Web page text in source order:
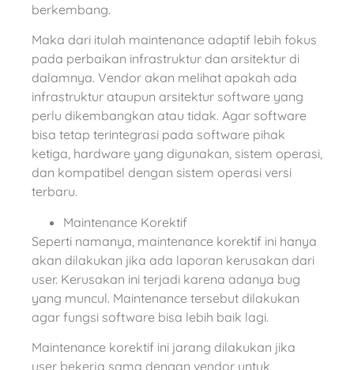
berkembang.
Maka dari itulah maintenance adaptif lebih fokus
pada perbaikan infrastruktur dan arsitektur di
dalamnya. Vendor akan melihat apakah ada
infrastruktur ataupun arsitektur software yang
perlu dikembangkan atau tidak. Agar software
bisa tetap terintegrasi pada software pihak
ketiga, hardware yang digunakan, sistem operasi,
dan kompatibel dengan sistem operasi versi
terbaru.
Maintenance Korektif
Seperti namanya, maintenance korektif ini hanya
akan dilakukan jika ada laporan kerusakan dari
user. Kerusakan ini terjadi karena adanya bug
yang muncul. Maintenance tersebut dilakukan
agar fungsi software bisa lebih baik lagi.
Maintenance korektif ini jarang dilakukan jika
user bekerja sama dengan vendor untuk